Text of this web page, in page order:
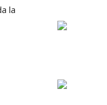
la